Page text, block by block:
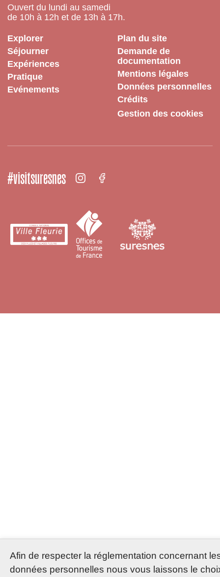
Ouvert du lundi au samedi
de 10h à 12h et de 13h à 17h.
Explorer
Séjourner
Expériences
Pratique
Evénements
Plan du site
Demande de
documentation
Mentions légales
Données personnelles
Crédits
Gestion des cookies
#visitsuresnes
Afin de respecter la réglementation concernant
données personnelles nous vous laissons le